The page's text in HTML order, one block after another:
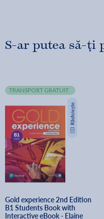
S-ar putea să-ți
TRANSPORT GRATUIT
Gold experience 2nd Edition
B1 Students Book with
Interactive eBook - Elaine